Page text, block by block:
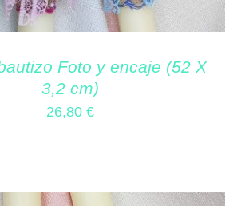
Foto y encaje (52 X
3,2 cm)
26,80 €